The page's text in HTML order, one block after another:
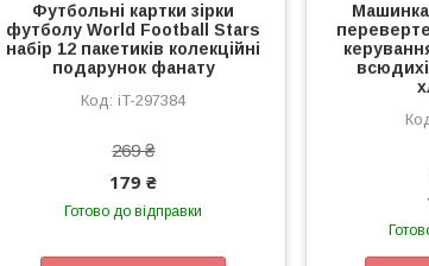
Футбольні картки зірки
футболу World Football Stars
набір 12 пакетиків колекційні
подарунок фанату
iT-297384
269 ₴
179 ₴
Готово до відправки